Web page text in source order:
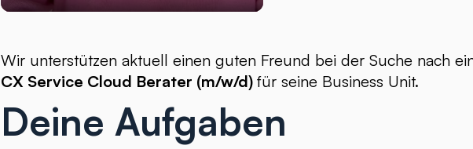
Play
Wir unterstützen aktuell einen guten Freund bei der Suche nach
CX Service Cloud Berater (m/w/d) für seine Business Unit.
Deine Aufgaben